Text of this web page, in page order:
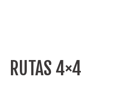
RUTAS 4×4